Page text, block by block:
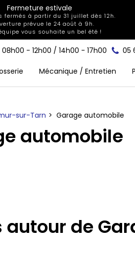
Fermeture estivale
fermés à partir du 31 juillet dès 12h.
prévue le 24 août à 9h.
vous souhaite un bel été !
08h00 - 12h00 / 14h00 - 17h00 05
Mécanique / Entretien
sur-Tarn Garage automobile
automobile
de